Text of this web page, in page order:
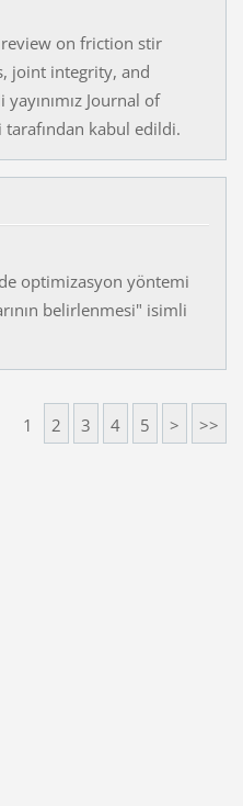
on friction stir
joint integrity, and
Journal of
tarafından kabul edildi.
optimizasyon yöntemi
belirlenmesi" isimli
1 2 3 4 5 > >>